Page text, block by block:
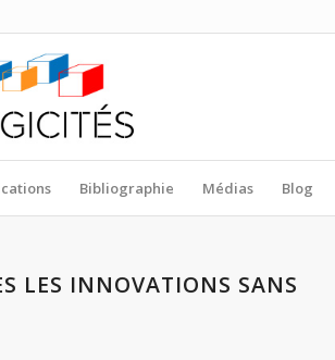
Bibliographie Médias Blog
LES INNOVATIONS SANS